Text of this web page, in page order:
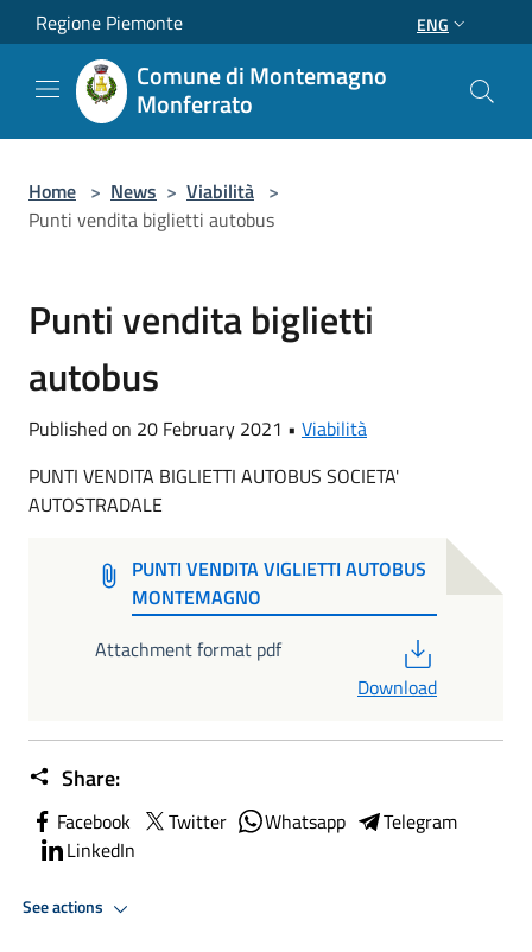
Salta al contenuto principale
Regione Piemonte ENG
Comune di Montemagno
Monferrato
Home > News > Viabilità >
Punti vendita biglietti autobus
Punti vendita biglietti
autobus
Published on 20 February 2021 • Viabilità
PUNTI VENDITA BIGLIETTI AUTOBUS SOCIETA'
AUTOSTRADALE
PUNTI VENDITA VIGLIETTI AUTOBUS
MONTEMAGNO
Attachment format pdf
Download
Share:
Facebook Twitter Whatsapp
Telegram
LinkedIn
See actions